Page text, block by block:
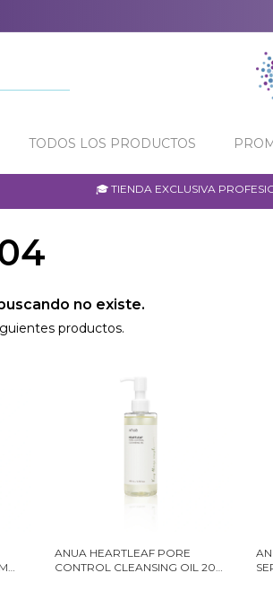
TODOS LOS PRODUCTOS
🎓 TIENDA EXCLUSIVA
no existe.
productos.
ANUA HEARTLEAF PORE
CONTROL CLEANSING OIL 200